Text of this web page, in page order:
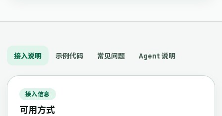
接入说明 示例代码 常见问题 Agent 说明
接入信息
可用方式